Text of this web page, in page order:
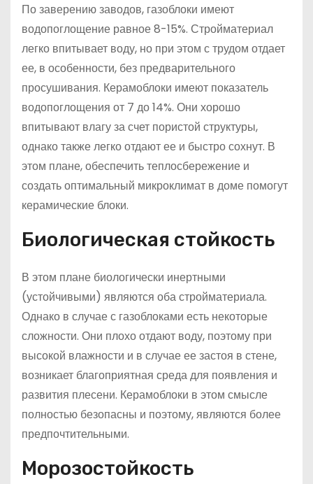
По заверению заводов, газоблоки имеют
водопоглощение равное 8-15%. Стройматериал
легко впитывает воду, но при этом с трудом отдает
ее, в особенности, без предварительного
просушивания. Керамоблоки имеют показатель
водопоглощения от 7 до 14%. Они хорошо
впитывают влагу за счет пористой структуры,
однако также легко отдают ее и быстро сохнут. В
этом плане, обеспечить теплосбережение и
создать оптимальный микроклимат в доме помогут
керамические блоки.
Биологическая стойкость
В этом плане биологически инертными
(устойчивыми) являются оба стройматериала.
Однако в случае с газоблоками есть некоторые
сложности. Они плохо отдают воду, поэтому при
высокой влажности и в случае ее застоя в стене,
возникает благоприятная среда для появления и
развития плесени. Керамоблоки в этом смысле
полностью безопасны и поэтому, являются более
предпочтительными.
Морозостойкость